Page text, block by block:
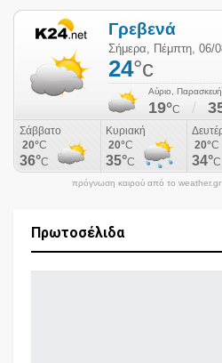
πρόγνωση καιρού από το weather.gr
Πρωτοσέλιδα